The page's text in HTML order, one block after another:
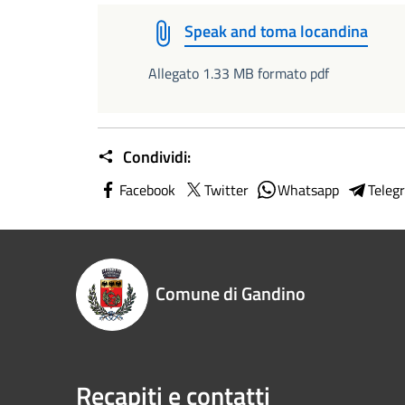
Speak and toma locandina
Allegato 1.33 MB formato pdf
Condividi:
Facebook Twitter Whatsapp
Comune di Gandino
Recapiti e contatti